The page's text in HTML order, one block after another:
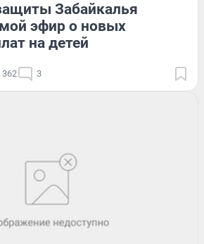
Забайкалья
эфир о новых
на детей
362 3